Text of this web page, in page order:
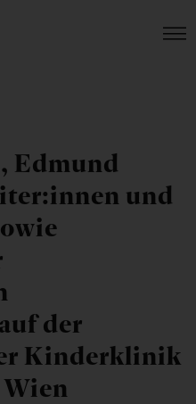
Edmund
und
der
Kinderklinik